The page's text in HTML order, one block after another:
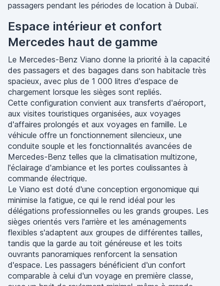
passagers pendant les périodes de location à Dubaï.
Espace intérieur et confort
Mercedes haut de gamme
Le Mercedes-Benz Viano donne la priorité à la capacité
des passagers et des bagages dans son habitacle très
spacieux, avec plus de 1 000 litres d'espace de
chargement lorsque les sièges sont repliés.
Cette configuration convient aux transferts d'aéroport,
aux visites touristiques organisées, aux voyages
d'affaires prolongés et aux voyages en famille. Le
véhicule offre un fonctionnement silencieux, une
conduite souple et les fonctionnalités avancées de
Mercedes-Benz telles que la climatisation multizone,
l'éclairage d'ambiance et les portes coulissantes à
commande électrique.
Le Viano est doté d'une conception ergonomique qui
minimise la fatigue, ce qui le rend idéal pour les
délégations professionnelles ou les grands groupes. Les
sièges orientés vers l'arrière et les aménagements
flexibles s'adaptent aux groupes de différentes tailles,
tandis que la garde au toit généreuse et les toits
ouvrants panoramiques renforcent la sensation
d'espace. Les passagers bénéficient d'un confort
comparable à celui d'un voyage en première classe,